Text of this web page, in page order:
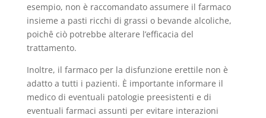
esempio, non è raccomandato assumere il farmaco
insieme a pasti ricchi di grassi o bevande alcoliche,
poichê ciò potrebbe alterare l’efficacia del
trattamento.
Inoltre, il farmaco per la disfunzione erettile non è
adatto a tutti i pazienti. È importante informare il
medico di eventuali patologie preesistenti e di
eventuali farmaci assunti per evitare interazioni